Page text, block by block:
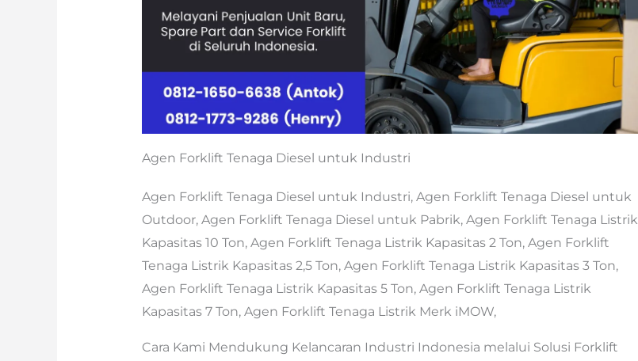
Agen Forklift Tenaga Diesel untuk Industri
Agen Forklift Tenaga Diesel untuk Industri, Agen Forklift Tenaga Diesel untuk
Outdoor, Agen Forklift Tenaga Diesel untuk Pabrik, Agen Forklift Tenaga Listrik
Kapasitas 10 Ton, Agen Forklift Tenaga Listrik Kapasitas 2 Ton, Agen Forklift
Tenaga Listrik Kapasitas 2,5 Ton, Agen Forklift Tenaga Listrik Kapasitas 3 Ton,
Agen Forklift Tenaga Listrik Kapasitas 5 Ton, Agen Forklift Tenaga Listrik
Kapasitas 7 Ton, Agen Forklift Tenaga Listrik Merk iMOW,
Cara Kami Mendukung Kelancaran Industri Indonesia melalui Solusi Forklift